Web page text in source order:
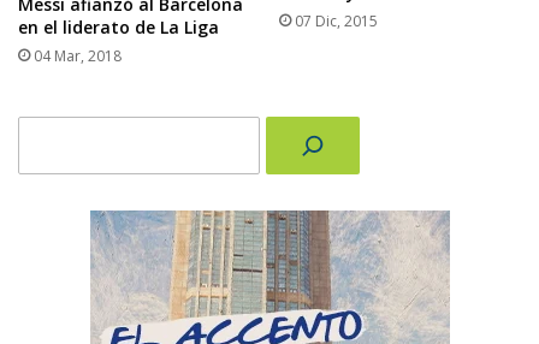
en el liderato de La Liga
04 Mar, 2018
07 Dic, 2015